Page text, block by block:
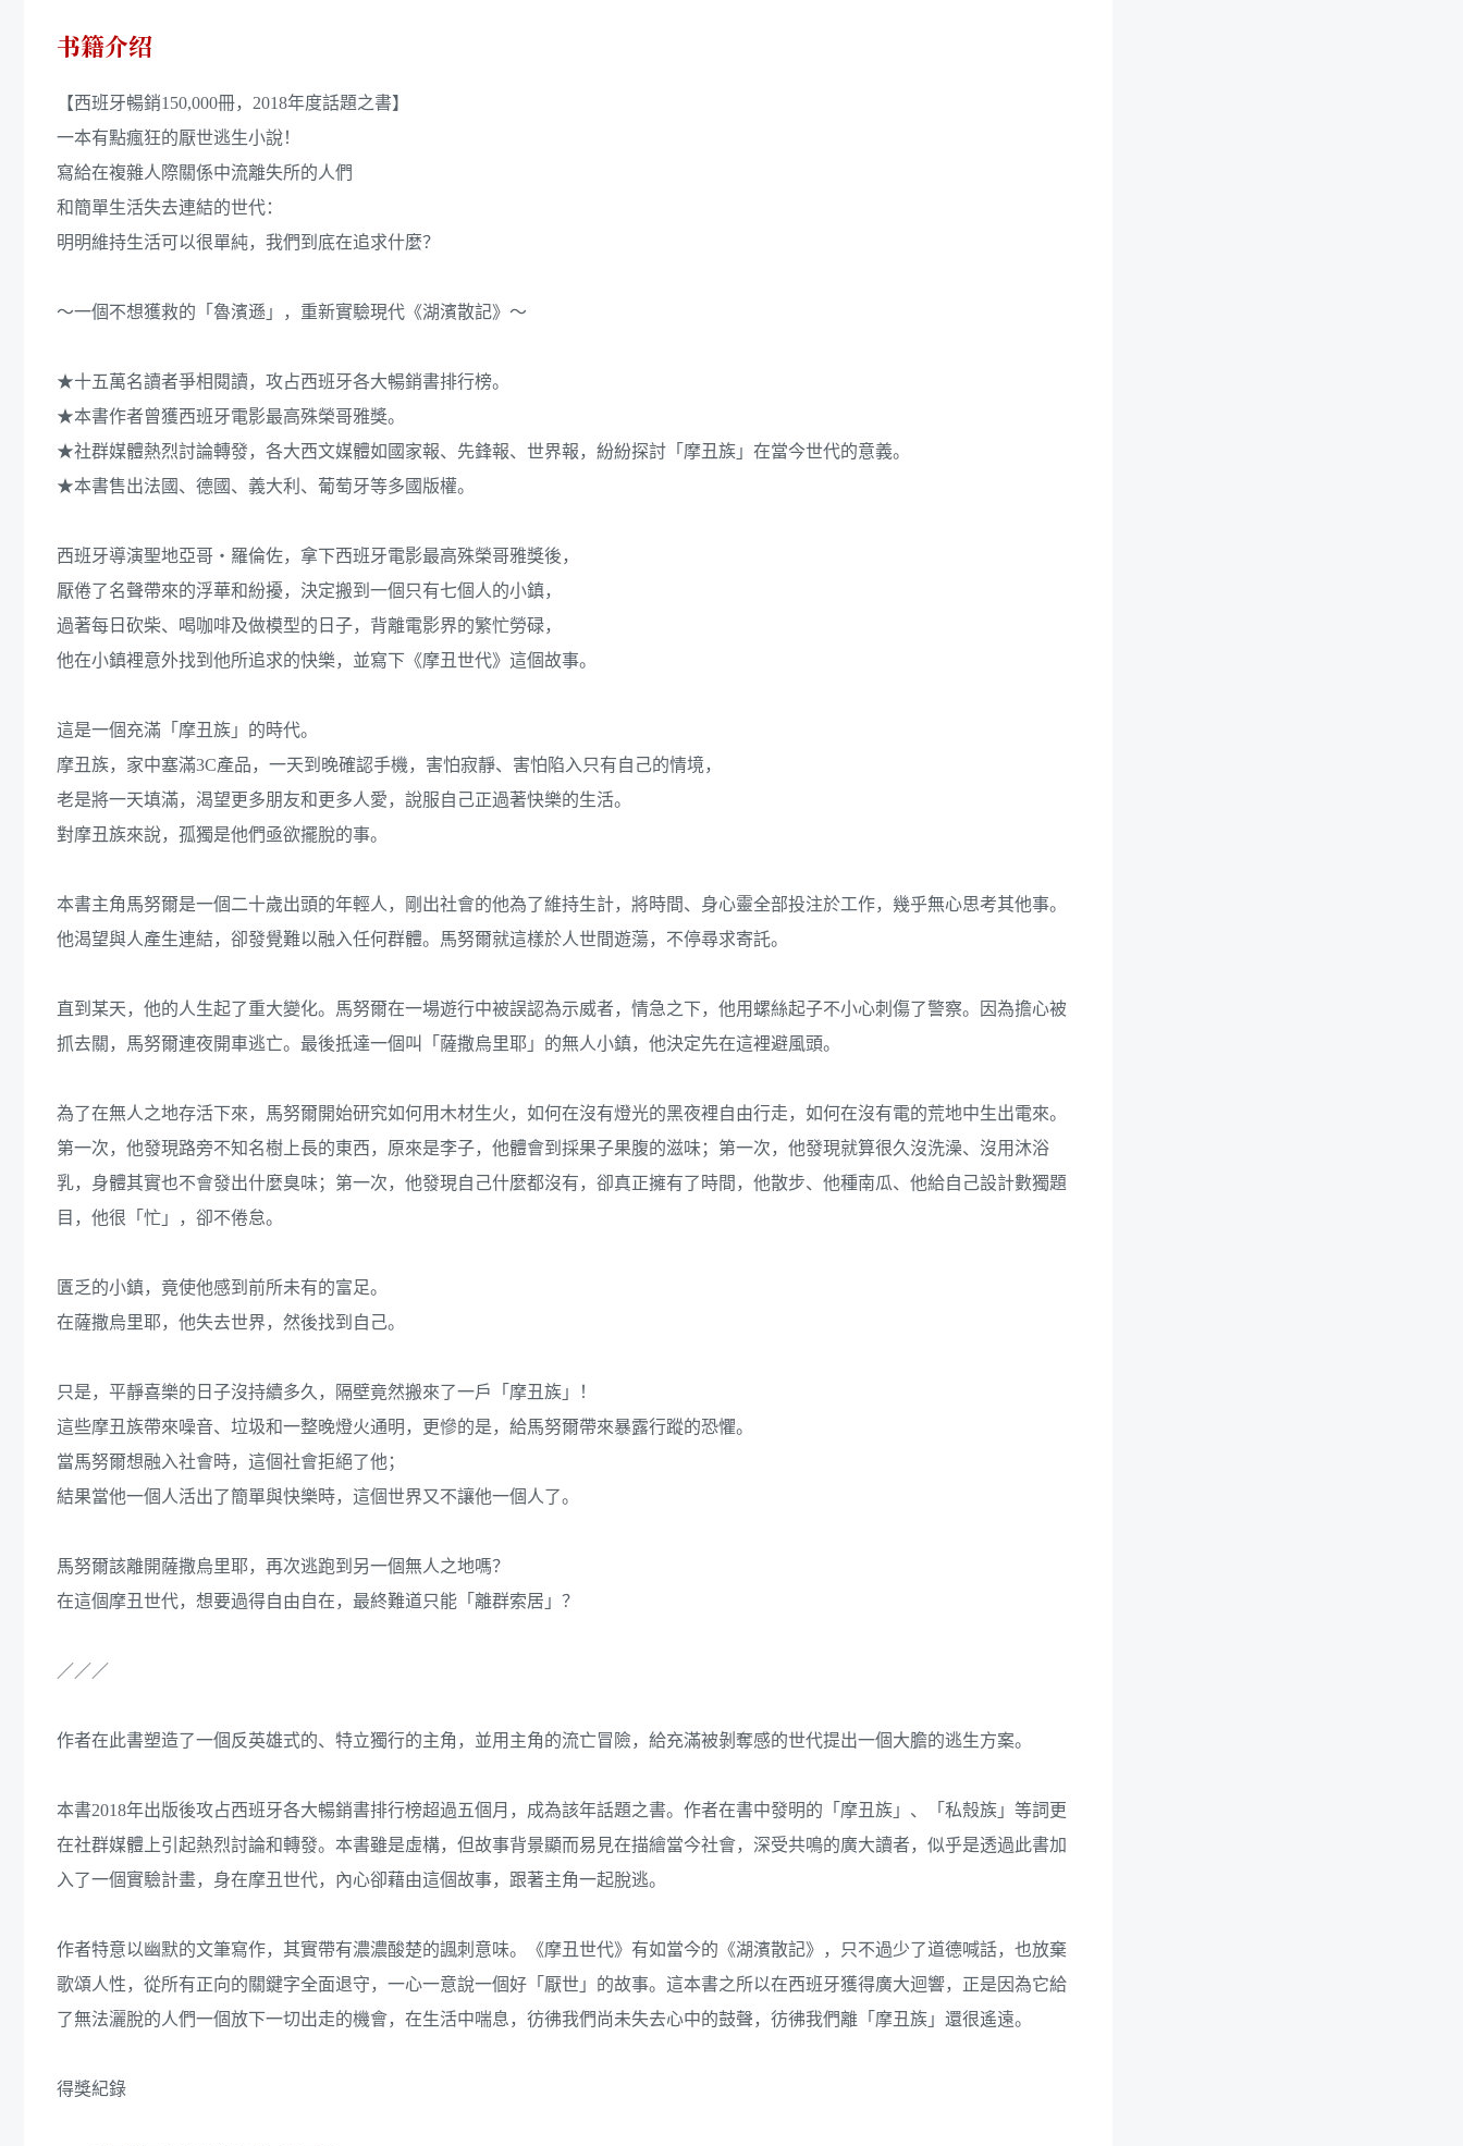
书籍介绍
【西班牙暢銷150,000冊，2018年度話題之書】
一本有點瘋狂的厭世逃生小說！
寫給在複雜人際關係中流離失所的人們
和簡單生活失去連結的世代：
明明維持生活可以很單純，我們到底在追求什麼？
～一個不想獲救的「魯濱遜」，重新實驗現代《湖濱散記》～
★十五萬名讀者爭相閱讀，攻占西班牙各大暢銷書排行榜。
★本書作者曾獲西班牙電影最高殊榮哥雅獎。
★社群媒體熱烈討論轉發，各大西文媒體如國家報、先鋒報、世界報，紛紛探討「摩丑族」在當今世代的意義。
★本書售出法國、德國、義大利、葡萄牙等多國版權。
西班牙導演聖地亞哥・羅倫佐，拿下西班牙電影最高殊榮哥雅獎後，
厭倦了名聲帶來的浮華和紛擾，決定搬到一個只有七個人的小鎮，
過著每日砍柴、喝咖啡及做模型的日子，背離電影界的繁忙勞碌，
他在小鎮裡意外找到他所追求的快樂，並寫下《摩丑世代》這個故事。
這是一個充滿「摩丑族」的時代。
摩丑族，家中塞滿3C產品，一天到晚確認手機，害怕寂靜、害怕陷入只有自己的情境，
老是將一天填滿，渴望更多朋友和更多人愛，說服自己正過著快樂的生活。
對摩丑族來說，孤獨是他們亟欲擺脫的事。
本書主角馬努爾是一個二十歲出頭的年輕人，剛出社會的他為了維持生計，將時間、身心靈全部投注於工作，幾乎無心思考其他事。
他渴望與人產生連結，卻發覺難以融入任何群體。馬努爾就這樣於人世間遊蕩，不停尋求寄託。
直到某天，他的人生起了重大變化。馬努爾在一場遊行中被誤認為示威者，情急之下，他用螺絲起子不小心刺傷了警察。因為擔心被
抓去關，馬努爾連夜開車逃亡。最後抵達一個叫「薩撒烏里耶」的無人小鎮，他決定先在這裡避風頭。
為了在無人之地存活下來，馬努爾開始研究如何用木材生火，如何在沒有燈光的黑夜裡自由行走，如何在沒有電的荒地中生出電來。
第一次，他發現路旁不知名樹上長的東西，原來是李子，他體會到採果子果腹的滋味；第一次，他發現就算很久沒洗澡、沒用沐浴
乳，身體其實也不會發出什麼臭味；第一次，他發現自己什麼都沒有，卻真正擁有了時間，他散步、他種南瓜、他給自己設計數獨題
目，他很「忙」，卻不倦怠。
匱乏的小鎮，竟使他感到前所未有的富足。
在薩撒烏里耶，他失去世界，然後找到自己。
只是，平靜喜樂的日子沒持續多久，隔壁竟然搬來了一戶「摩丑族」！
這些摩丑族帶來噪音、垃圾和一整晚燈火通明，更慘的是，給馬努爾帶來暴露行蹤的恐懼。
當馬努爾想融入社會時，這個社會拒絕了他；
結果當他一個人活出了簡單與快樂時，這個世界又不讓他一個人了。
馬努爾該離開薩撒烏里耶，再次逃跑到另一個無人之地嗎？
在這個摩丑世代，想要過得自由自在，最終難道只能「離群索居」？
／／／
作者在此書塑造了一個反英雄式的、特立獨行的主角，並用主角的流亡冒險，給充滿被剝奪感的世代提出一個大膽的逃生方案。
本書2018年出版後攻占西班牙各大暢銷書排行榜超過五個月，成為該年話題之書。作者在書中發明的「摩丑族」、「私殼族」等詞更
在社群媒體上引起熱烈討論和轉發。本書雖是虛構，但故事背景顯而易見在描繪當今社會，深受共鳴的廣大讀者，似乎是透過此書加
入了一個實驗計畫，身在摩丑世代，內心卻藉由這個故事，跟著主角一起脫逃。
作者特意以幽默的文筆寫作，其實帶有濃濃酸楚的諷刺意味。《摩丑世代》有如當今的《湖濱散記》，只不過少了道德喊話，也放棄
歌頌人性，從所有正向的關鍵字全面退守，一心一意說一個好「厭世」的故事。這本書之所以在西班牙獲得廣大迴響，正是因為它給
了無法灑脫的人們一個放下一切出走的機會，在生活中喘息，彷彿我們尚未失去心中的鼓聲，彷彿我們離「摩丑族」還很遙遠。
得獎紀錄